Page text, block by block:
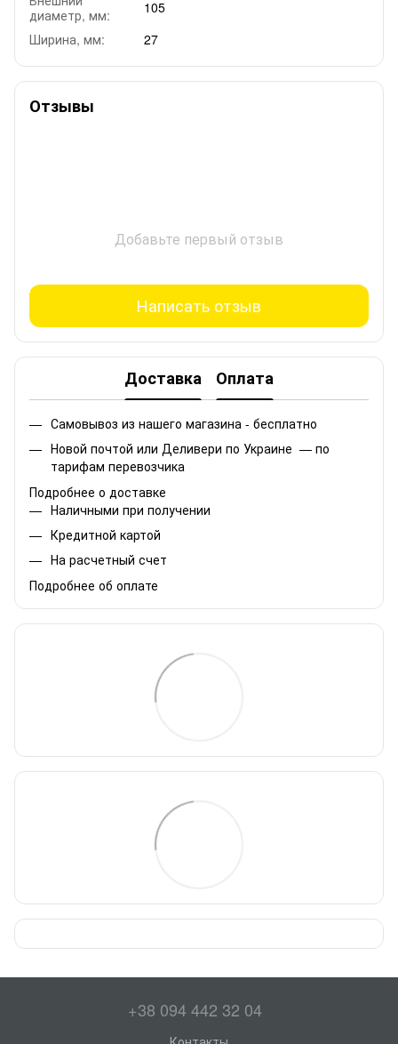
диаметр, мм:
105
Ширина, мм:
27
Отзывы
Добавьте первый отзыв
Написать отзыв
Доставка Оплата
Самовывоз из нашего магазина - бесплатно
Новой почтой или Деливери по Украине — по
тарифам перевозчика
Подробнее о доставке
Наличными при получении
Кредитной картой
На расчетный счет
Подробнее об оплате
+38 094 442 32 04